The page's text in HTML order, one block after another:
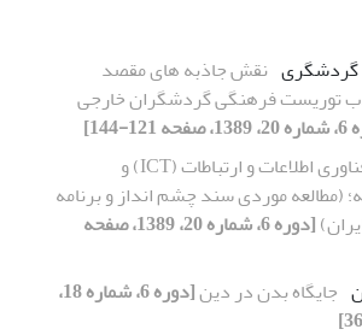
گردشگری نقش جاذبه های مقصد
توریست فرهنگی گردشگران خارجی
144]
فناوری اطلاعات و ارتباطات (ICT) و
(مطالعه موردی سند چشم انداز و برنامه
[دوره 6، شماره 20، 1389، صفحه
جایگاه بدن در دین
[دوره 6، شماره 18،